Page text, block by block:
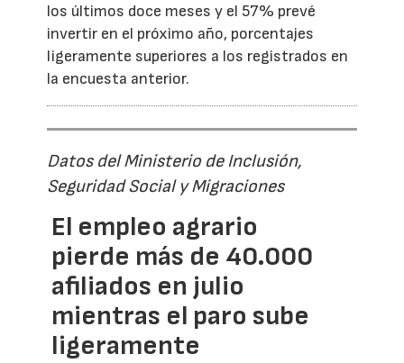
los últimos doce meses y el 57% prevé
invertir en el próximo año, porcentajes
ligeramente superiores a los registrados en
la encuesta anterior.
Datos del Ministerio de Inclusión,
Seguridad Social y Migraciones
El empleo agrario
pierde más de 40.000
afiliados en julio
mientras el paro sube
ligeramente